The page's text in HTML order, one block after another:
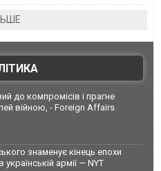
до компромісів і прагне
війною, - Foreign Affairs
знаменує кінець епохи
українській армії — NYT